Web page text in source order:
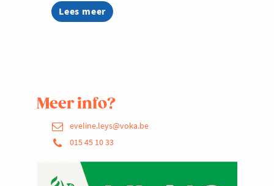
Lees meer
about
Lerend
Meer info?
eveline.leys@voka.be
015 45 10 33